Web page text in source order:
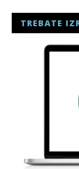
TREBATE